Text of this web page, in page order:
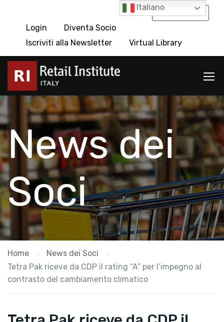
International
Login
Diventa Socio
Iscriviti alla Newsletter
Virtual Library
News dei
Soci
Home
News dei Soci
Tetra Pak riceve da CDP il rating “A” per l’impegno al
contrasto del cambiamento climatico
Italiano